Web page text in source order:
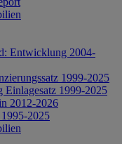
Entwicklung 2004-
1999-2025
1999-2025
2012-2026
2025